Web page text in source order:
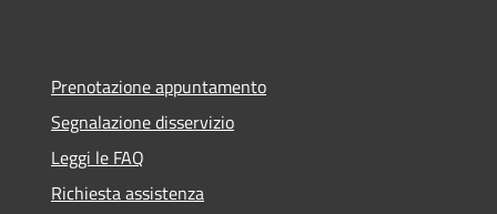
Prenotazione appuntamento
Segnalazione disservizio
Leggi le FAQ
Richiesta assistenza